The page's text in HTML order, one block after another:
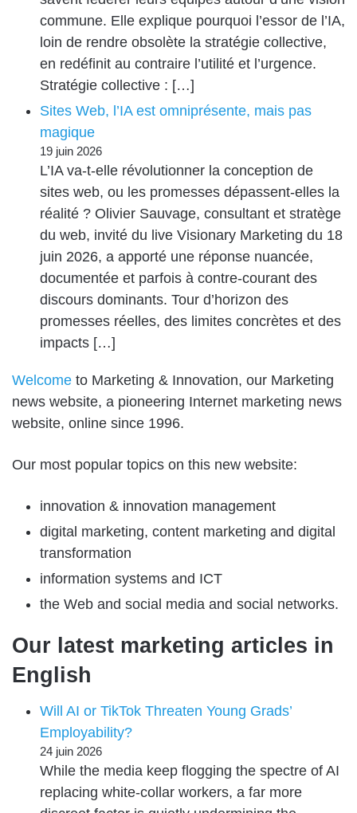
commune. Elle explique pourquoi l’essor de l’IA,
loin de rendre obsolète la stratégie collective,
en redéfinit au contraire l’utilité et l’urgence.
Stratégie collective : […]
Sites Web, l’IA est omniprésente, mais pas
magique
19 juin 2026
L’IA va-t-elle révolutionner la conception de
sites web, ou les promesses dépassent-elles la
réalité ? Olivier Sauvage, consultant et stratège
du web, invité du live Visionary Marketing du 18
juin 2026, a apporté une réponse nuancée,
documentée et parfois à contre-courant des
discours dominants. Tour d’horizon des
promesses réelles, des limites concrètes et des
impacts […]
Welcome to Marketing & Innovation, our Marketing
news website, a pioneering Internet marketing news
website, online since 1996.
Our most popular topics on this new website:
innovation & innovation management
digital marketing, content marketing and digital
transformation
information systems and ICT
the Web and social media and social networks.
Our latest marketing articles in
English
Will AI or TikTok Threaten Young Grads’
Employability?
24 juin 2026
While the media keep flogging the spectre of AI
replacing white-collar workers, a far more